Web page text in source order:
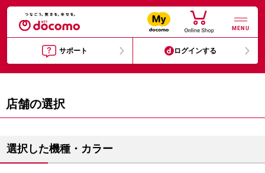
MENU
サポート ログインする
店舗の選択
選択した機種・カラー